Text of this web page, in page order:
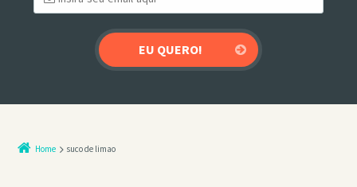
Home suco de limao